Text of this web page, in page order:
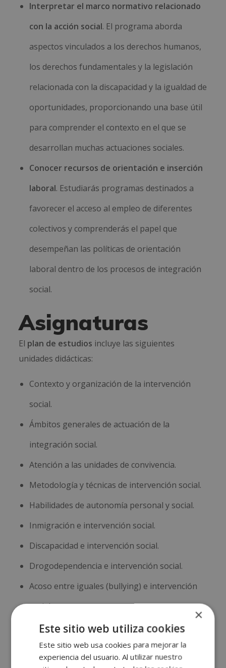
Interpretar el marco normativo relacionado
con la acción social. El programa aborda
aspectos vinculados a los derechos humanos,
los derechos fundamentales y la legislación
relacionada con la discapacidad y la igualdad de
oportunidades, proporcionando una base útil
para comprender el contexto en el que se
desarrollan muchas actuaciones sociales.
Conocer recursos de orientación e inserción
laboral. Estudiarás programas destinados a
favorecer el acceso al empleo de diferentes
colectivos y comprenderás el papel que
desempeñan las políticas de orientación
laboral dentro de los procesos de integración
social.
Asignaturas
El plan de estudios incluye las siguientes
unidades didácticas:
Contexto y organización de la intervención
social.
Ámbitos generales de actuación de la
integración social.
Atención a las unidades de convivencia.
Metodología y técnicas de intervención social.
Habilidades de autonomía personal y social.
Inmigración e intervención social.
Discapacidad e intervención social.
Drogodependencia e intervención social.
Acoso entre iguales (bullying) e intervención
social.
Orientación laboral.
Proyectos de intervención social.
×
Este sitio web utiliza cookies
Este sitio web usa cookies para mejorar la
experiencia del usuario. Al utilizar nuestro